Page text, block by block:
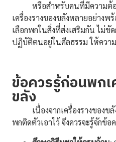
หรือสำหรับคนที่มีความต้อง
เครื่องรางของขลังหลายอย่าง
เลือกพกในสิ่งที่ส่งเสริมกัน ไม่ขั
ปฏิบัติตนอยู่ในศีลธรรม ให้ควา
ข้อควรรู้ก่อนพกเ
ขลัง
เนื่องจากเครื่องรางของขลั
พกติดตัวเอาไว้ จึงควรจะรู้จักข้อ